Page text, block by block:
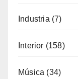
Industria (7)
Interior (158)
Música (34)